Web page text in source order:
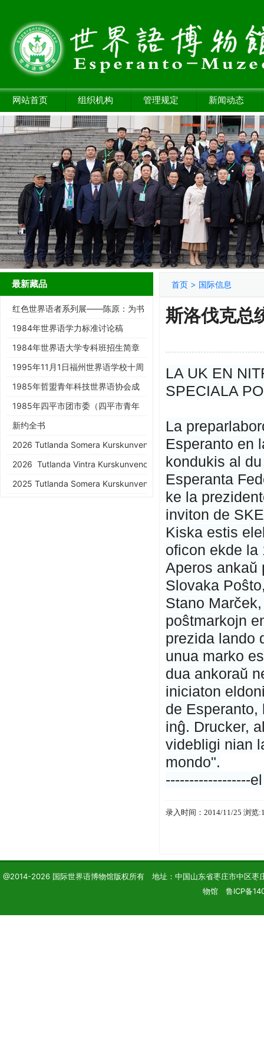
网站首页 组织机构 管理规定 新闻动态
最新藏品
红色世界语者系列展——陈原：为书
而生的跨界智者
1984年世界语学力标准讨论稿
1984年世界语大学专科班招生简章
1995年11月1日福州世界语学校十周
年庆典请柬
1985年哲盟青年科技世界语协会成
立大会请柬
1985年四平市团市委（四平市青年
世协筹）请柬
新约全书
2026 Tutlanda Somera Kurskunveno de KEA
2026 Tutlanda Vintra Kurskunveno de KEA
2025 Tutlanda Somera Kurskunveno de KEA
首页 > 国际信息
斯洛伐克总
LA UK EN
SPECIALA
La
Esperanto en
kondukis al
Esperanta
ke la
inviton de
Kiska estis
oficon ekde la
Aperos ankaŭ
Slovaka
Stano
poŝtmarkojn
prezida lando
unua marko
dua ankoraŭ
iniciaton
de
inĝ. Drucker,
videbligi nian
mondo".
------------------
录入时间：2014/11/25 浏览
@2014-2026 国际世界语博物馆版权所有 地址：中国山东省枣庄市中区
物馆 鲁ICP备